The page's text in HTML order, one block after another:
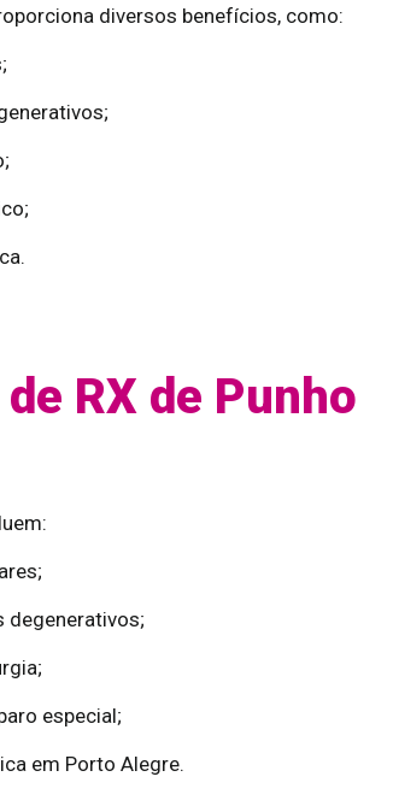
diversos benefícios, como:
RX de Punho
degenerativos;
especial;
em Porto Alegre.